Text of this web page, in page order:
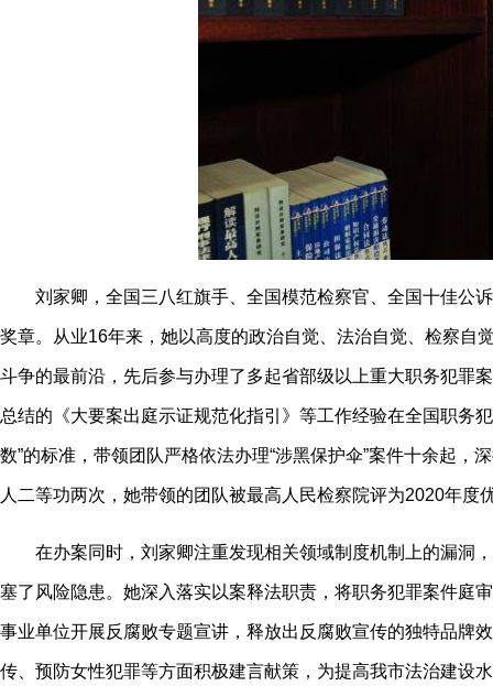
刘家卿，全国三八红旗手、全国模范检察官、全国十佳公诉
奖章。从业16年来，她以高度的政治自觉、法治自觉、检察自
斗争的最前沿，先后参与办理了多起省部级以上重大职务犯罪
总结的《大要案出庭示证规范化指引》等工作经验在全国职务
数”的标准，带领团队严格依法办理“涉黑保护伞”案件十余起
人二等功两次，她带领的团队被最高人民检察院评为2020年度
在办案同时，刘家卿注重发现相关领域制度机制上的漏洞，
塞了风险隐患。她深入落实以案释法职责，将职务犯罪案件庭
事业单位开展反腐败专题宣讲，释放出反腐败宣传的独特品牌
传、预防女性犯罪等方面积极建言献策，为提高我市法治建设